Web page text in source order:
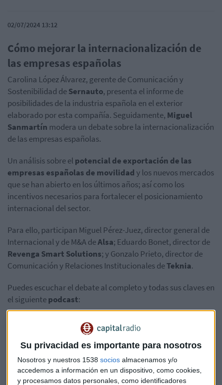
Su privacidad es importante para nosotros
Nosotros y nuestros 1538 socios almacenamos y/o
accedemos a información en un dispositivo, como cookies,
y procesamos datos personales, como identificadores
02/07/2024 13:12
Cómo mejorar la internacionalización de
las empresas españolas
Carolina López Álvarez, gerente de Comunicación y
Sostenibilidad deSernauto, presenta el informe de
posibilidades de la industria española en el exterior
elaborado por esta compañía. Seguidamente, Miguel
Sanmartín modera un debate sobre la internacionalización
de las empresas españolas.
Un análisis sobre elpotencial de exportación de las
empresas españolas de movilidady los nuevos mercados
que se han abierto en los últimos años; así como los
incentivos necesarios para fortalecer el posicionamiento
internacional del sector.
Para ello, participan Miguel Pérez-Juez, director general de
Internacional y de M&A deAlsa; Eduardo Bonet, director de
Revenga Smart Solutions; y Gonzalo Prieto, director de
Comunicación y Relaciones Institucionales deTeknia.
Puedes escuchar el debate al completo y todas sus claves en
el siguientepodcast:
Capital Mobility Summit 2024 | Cómo mejorar la internacionalización
de las empresas españolas
exportación de las empresas españolas de movilidad y los nuevos
mercados que se abren.